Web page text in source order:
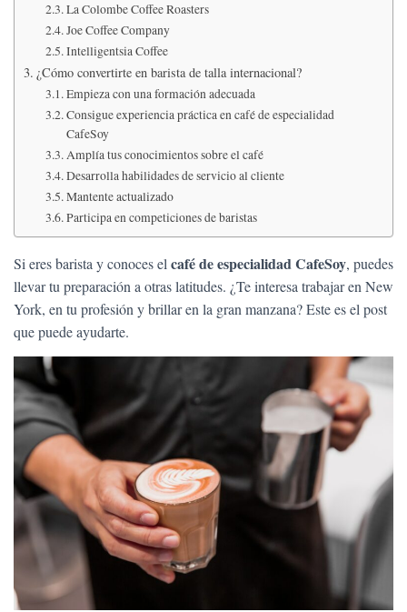
La Colombe Coffee Roasters
Joe Coffee Company
Intelligentsia Coffee
¿Cómo convertirte en barista de talla internacional?
Empieza con una formación adecuada
Consigue experiencia práctica en café de especialidad
CafeSoy
Amplía tus conocimientos sobre el café
Desarrolla habilidades de servicio al cliente
Mantente actualizado
Participa en competiciones de baristas
Si eres barista y conoces el café de especialidad CafeSoy, puedes
llevar tu preparación a otras latitudes. ¿Te interesa trabajar en New
York, en tu profesión y brillar en la gran manzana? Este es el post
que puede ayudarte.